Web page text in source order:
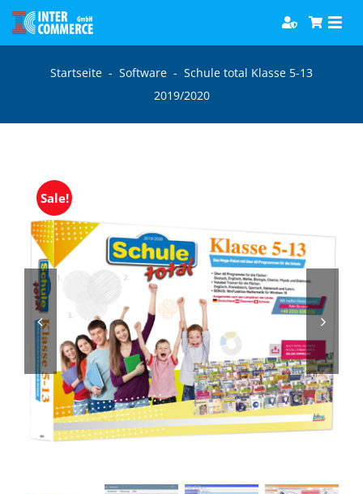
Zum
Inhalt
Software
Games
Hörbücher
Startseite - Software - Schule total Klasse 5-13
2019/2020
Sale!